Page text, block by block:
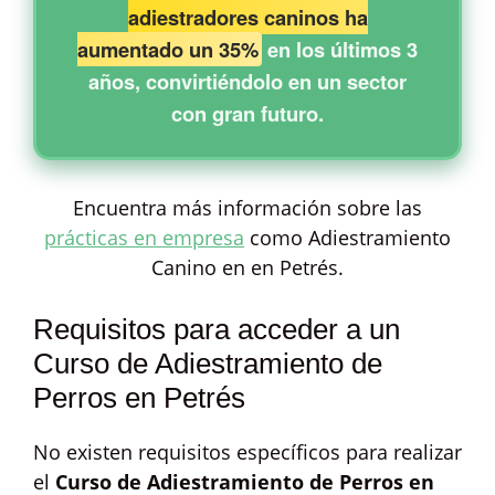
adiestradores caninos ha
aumentado un 35% en los últimos 3
años, convirtiéndolo en un sector
con gran futuro.
Encuentra más información sobre las
prácticas en empresa como Adiestramiento
Canino en en Petrés.
Requisitos para acceder a un
Curso de Adiestramiento de
Perros en Petrés
No existen requisitos específicos para realizar
el Curso de Adiestramiento de Perros en